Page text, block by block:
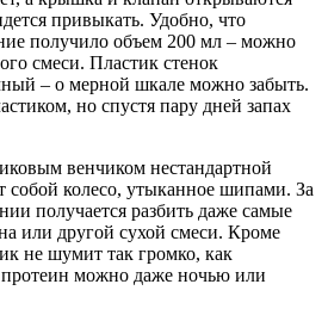
привыкать. Удобно, что
получило объем 200 мл – можно
смеси. Пластик стенок
– о мерной шкале можно забыть.
но спустя пару дней запах
венчиком нестандартной
собой колесо, утыканное шипами. За
получается разбить даже самые
или другой сухой смеси. Кроме
не шумит так громко, как
можно даже ночью или